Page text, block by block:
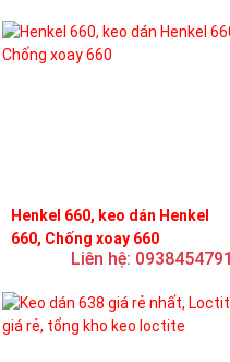
Henkel 660, keo dán Henkel
660, Chống xoay 660
Liên hệ: 0938454791